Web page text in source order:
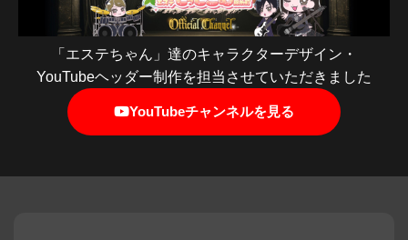
「エステちゃん」達のキャラクターデザイン・
YouTubeヘッダー制作を担当させていただきました
YouTubeチャンネルを見る